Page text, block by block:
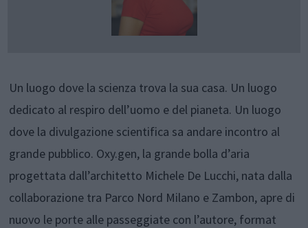
Un luogo dove la scienza trova la sua casa. Un luogo
dedicato al respiro dell’uomo e del pianeta. Un luogo
dove la divulgazione scientifica sa andare incontro al
grande pubblico. Oxy.gen, la grande bolla d’aria
progettata dall’architetto Michele De Lucchi, nata dalla
collaborazione tra Parco Nord Milano e Zambon, apre di
nuovo le porte alle passeggiate con l’autore, format